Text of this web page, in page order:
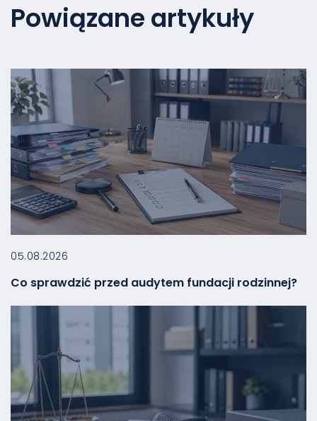
Powiązane artykuły
05.08.2026
Co sprawdzić przed audytem fundacji rodzinnej?